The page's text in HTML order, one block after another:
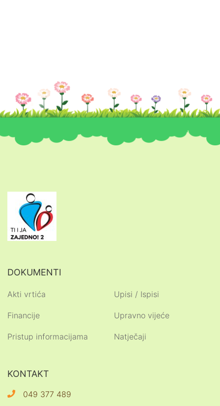
DOKUMENTI
Akti vrtića
Financije
Pristup informacijama
Upisi / Ispisi
Upravno vijeće
Natječaji
KONTAKT
049 377 489